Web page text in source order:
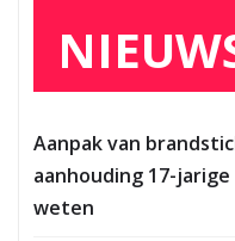
Aanpak van
aanhouding 17-
weten